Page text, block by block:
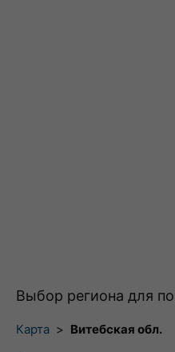
Выбор региона для
Карта > Витебская обл.